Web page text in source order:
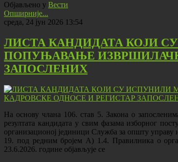
Објављено у Вести
Опширније...
среда, 24 јун 2026 13:54
ЛИСТА КАНДИДАТА КОЈИ
ПОПУЊАВАЊЕ
ЗАПОСЛЕНИХ
На основу члана 106. став 5. Закона о
резултата кандидата у свим фазама изборног
организационој јединици Служба за општу
19. под редним бројем А) 1.4. Правилника о
23.6.2026. године објављује се